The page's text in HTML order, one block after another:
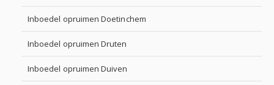
Inboedel opruimen Doetinchem
Inboedel opruimen Druten
Inboedel opruimen Duiven